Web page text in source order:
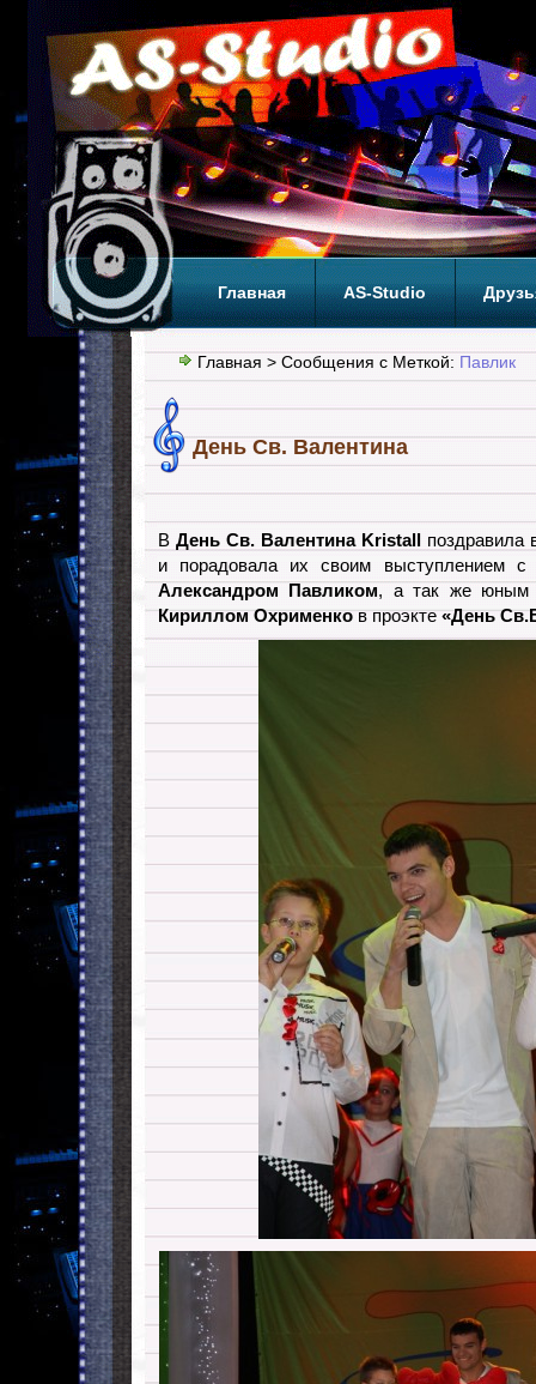
Главная AS-Studio
Теги ТОП
Главная > Сообщения с Меткой: Павлик
День Св. Валентина
В День Св. Валентина Kristall поздравила
и порадовала их своим выступлением с
Александром Павликом, а так же юным
Кириллом Охрименков проэкте«День